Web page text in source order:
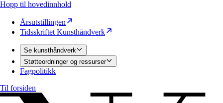
Hopp til hovedinnhold
Årsutstillingen
Tidsskriftet Kunsthåndverk
Se kunsthåndverk
Støtteordninger og ressurser
Fagpolitikk
Til forsiden